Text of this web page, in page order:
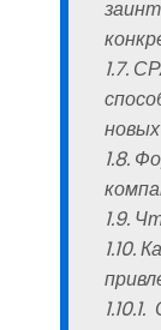
1.7.
1.8.
1.9.
1.10.